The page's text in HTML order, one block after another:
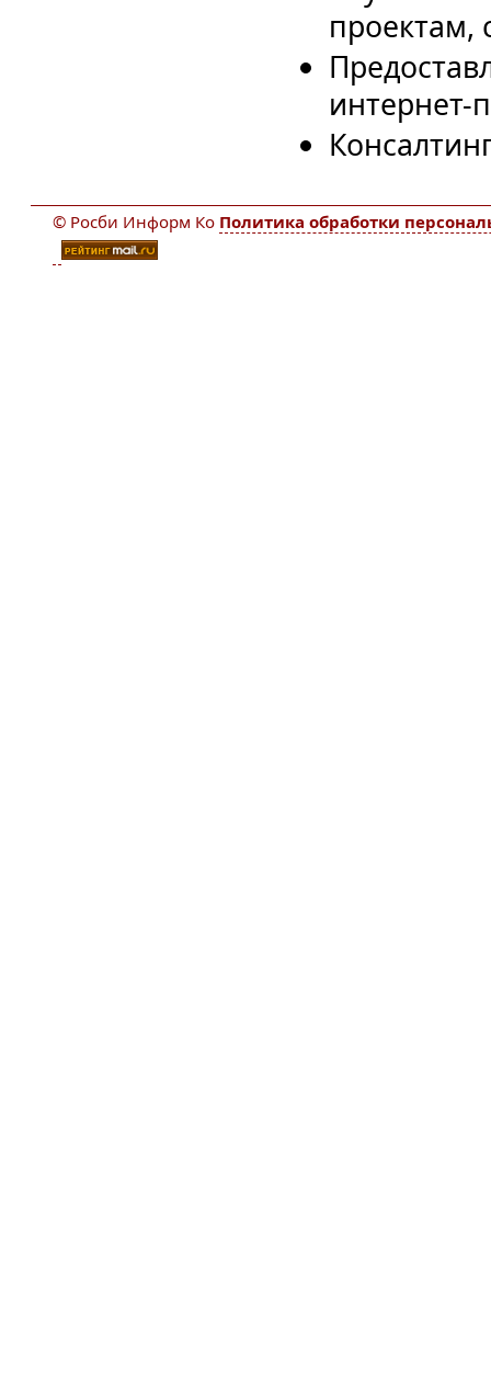
проектам,
интернет-
© Росби Информ Ко Политика обработки